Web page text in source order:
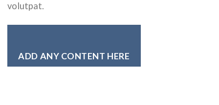
volutpat.
ADD ANY CONTENT HERE